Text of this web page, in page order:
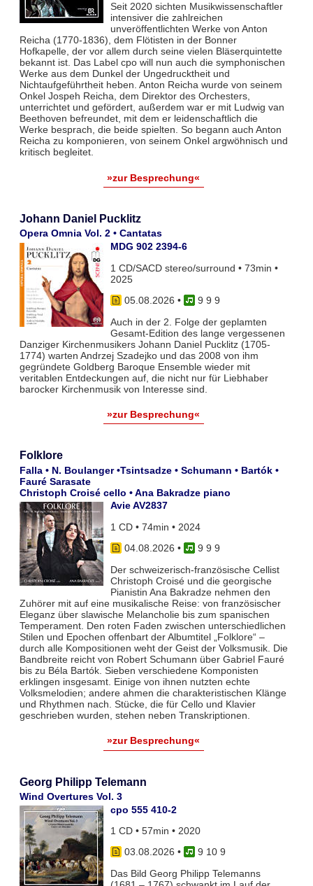
Seit 2020 sichten Musikwissenschaftler
intensiver die zahlreichen
unveröffentlichten Werke von Anton
Reicha (1770-1836), dem Flötisten in der Bonner
Hofkapelle, der vor allem durch seine vielen Bläserquintette
bekannt ist. Das Label cpo will nun auch die symphonischen
Werke aus dem Dunkel der Ungedrucktheit und
Nichtaufgeführtheit heben. Anton Reicha wurde von seinem
Onkel Jospeh Reicha, dem Direktor des Orchesters,
unterrichtet und gefördert, außerdem war er mit Ludwig van
Beethoven befreundet, mit dem er leidenschaftlich die
Werke besprach, die beide spielten. So begann auch Anton
Reicha zu komponieren, von seinem Onkel argwöhnisch und
kritisch begleitet.
»zur Besprechung«
Johann Daniel Pucklitz
Opera Omnia Vol. 2 • Cantatas
MDG 902 2394-6
1 CD/SACD stereo/surround • 73min •
2025
05.08.2026 •
9 9 9
Auch in der 2. Folge der geplamten
Gesamt-Edition des lange vergessenen
Danziger Kirchenmusikers Johann Daniel Pucklitz (1705-
1774) warten Andrzej Szadejko und das 2008 von ihm
gegründete Goldberg Baroque Ensemble wieder mit
veritablen Entdeckungen auf, die nicht nur für Liebhaber
barocker Kirchenmusik von Interesse sind.
»zur Besprechung«
Folklore
Falla • N. Boulanger •Tsintsadze • Schumann • Bartók •
Fauré Sarasate
Christoph Croisé cello • Ana Bakradze piano
Avie AV2837
1 CD • 74min • 2024
04.08.2026 •
9 9 9
Der schweizerisch-französische Cellist
Christoph Croisé und die georgische
Pianistin Ana Bakradze nehmen den
Zuhörer mit auf eine musikalische Reise: von französischer
Eleganz über slawische Melancholie bis zum spanischen
Temperament. Den roten Faden zwischen unterschiedlichen
Stilen und Epochen offenbart der Albumtitel „Folklore“ –
durch alle Kompositionen weht der Geist der Volksmusik. Die
Bandbreite reicht von Robert Schumann über Gabriel Fauré
bis zu Béla Bartók. Sieben verschiedene Komponisten
erklingen insgesamt. Einige von ihnen nutzten echte
Volksmelodien; andere ahmen die charakteristischen Klänge
und Rhythmen nach. Stücke, die für Cello und Klavier
geschrieben wurden, stehen neben Transkriptionen.
»zur Besprechung«
Georg Philipp Telemann
Wind Overtures Vol. 3
cpo 555 410-2
1 CD • 57min • 2020
03.08.2026 •
9 10 9
Das Bild Georg Philipp Telemanns